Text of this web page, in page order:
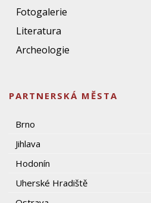
Fotogalerie
Literatura
Archeologie
PARTNERSKÁ MĚSTA
Brno
Jihlava
Hodonín
Uherské Hradiště